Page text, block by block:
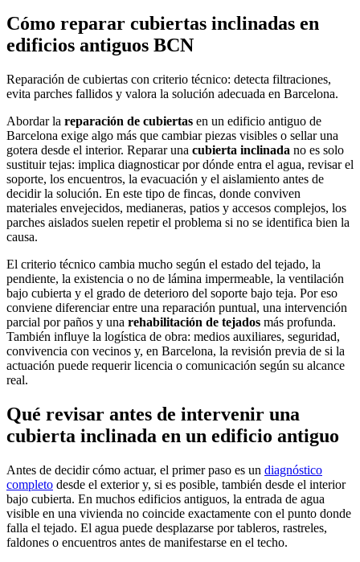
Cómo reparar cubiertas inclinadas en
edificios antiguos BCN
Reparación de cubiertas con criterio técnico: detecta filtraciones,
evita parches fallidos y valora la solución adecuada en Barcelona.
Abordar la reparación de cubiertas en un edificio antiguo de
Barcelona exige algo más que cambiar piezas visibles o sellar una
gotera desde el interior. Reparar una cubierta inclinada no es solo
sustituir tejas: implica diagnosticar por dónde entra el agua, revisar el
soporte, los encuentros, la evacuación y el aislamiento antes de
decidir la solución. En este tipo de fincas, donde conviven
materiales envejecidos, medianeras, patios y accesos complejos, los
parches aislados suelen repetir el problema si no se identifica bien la
causa.
El criterio técnico cambia mucho según el estado del tejado, la
pendiente, la existencia o no de lámina impermeable, la ventilación
bajo cubierta y el grado de deterioro del soporte bajo teja. Por eso
conviene diferenciar entre una reparación puntual, una intervención
parcial por paños y una rehabilitación de tejados más profunda.
También influye la logística de obra: medios auxiliares, seguridad,
convivencia con vecinos y, en Barcelona, la revisión previa de si la
actuación puede requerir licencia o comunicación según su alcance
real.
Qué revisar antes de intervenir una
cubierta inclinada en un edificio antiguo
Antes de decidir cómo actuar, el primer paso es un diagnóstico
completo desde el exterior y, si es posible, también desde el interior
bajo cubierta. En muchos edificios antiguos, la entrada de agua
visible en una vivienda no coincide exactamente con el punto donde
falla el tejado. El agua puede desplazarse por tableros, rastreles,
faldones o encuentros antes de manifestarse en el techo.